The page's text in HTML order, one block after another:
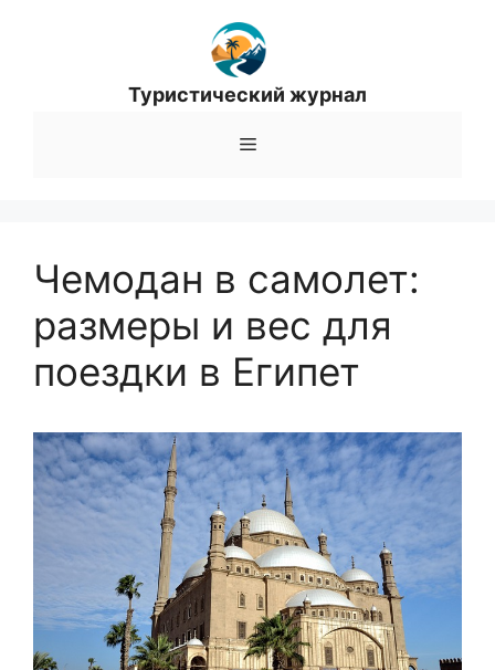
Туристический журнал
Меню
Чемодан в самолет:
размеры и вес для
поездки в Египет